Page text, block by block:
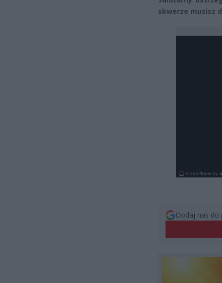
skwerze musisz
Dodaj nas do